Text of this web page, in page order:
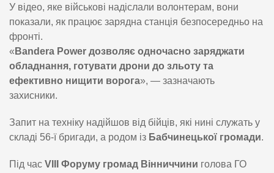
У відео, яке військові надіслали волонтерам, вони
показали, як працює зарядна станція безпосередньо на
фронті.
« Bandera Power дозволяє одночасно заряджати
обладнання, готувати дрони до зльоту та
ефективно нищити ворога», — зазначають
захисники.
Запит на техніку надійшов від бійців, які нині служать у
складі 56-ї бригади, а родом із Бабчинецької громади.
Під час VIII Форуму громад Вінниччини голова ГО